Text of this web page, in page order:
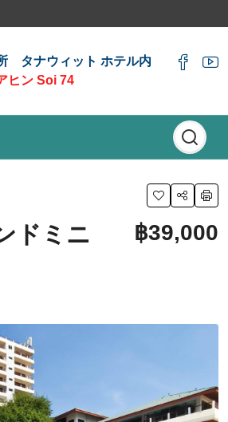
タナウィット ホテル内
ヒン Soi 74
ドミニ
฿39,000